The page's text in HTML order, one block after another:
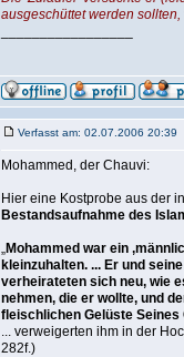
ausgeschüttet werden sollten,
Verfasst am: 02.07.2006
Mohammed, der Chauvi:
Hier eine Kostprobe aus der
Bestandsaufnahme des
„Mohammed war ein
kleinzuhalten. ... Er und
verheirateten sich neu, wie
nehmen, die er wollte, und
fleischlichen Gelüste
... verweigerten ihm in der
282f.)